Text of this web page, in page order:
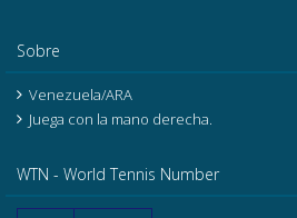
Sobre
Venezuela/ARA
Juega con la mano derecha.
WTN - World Tennis Number